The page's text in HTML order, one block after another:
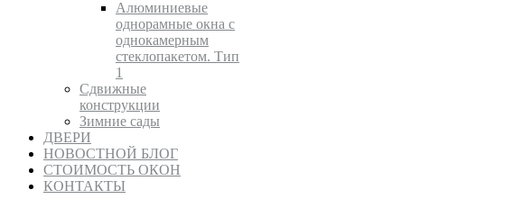
Алюминиевые
однорамные окна с
однокамерным
стеклопакетом. Тип
1
Сдвижные
конструкции
Зимние сады
ДВЕРИ
НОВОСТНОЙ БЛОГ
СТОИМОСТЬ ОКОН
КОНТАКТЫ